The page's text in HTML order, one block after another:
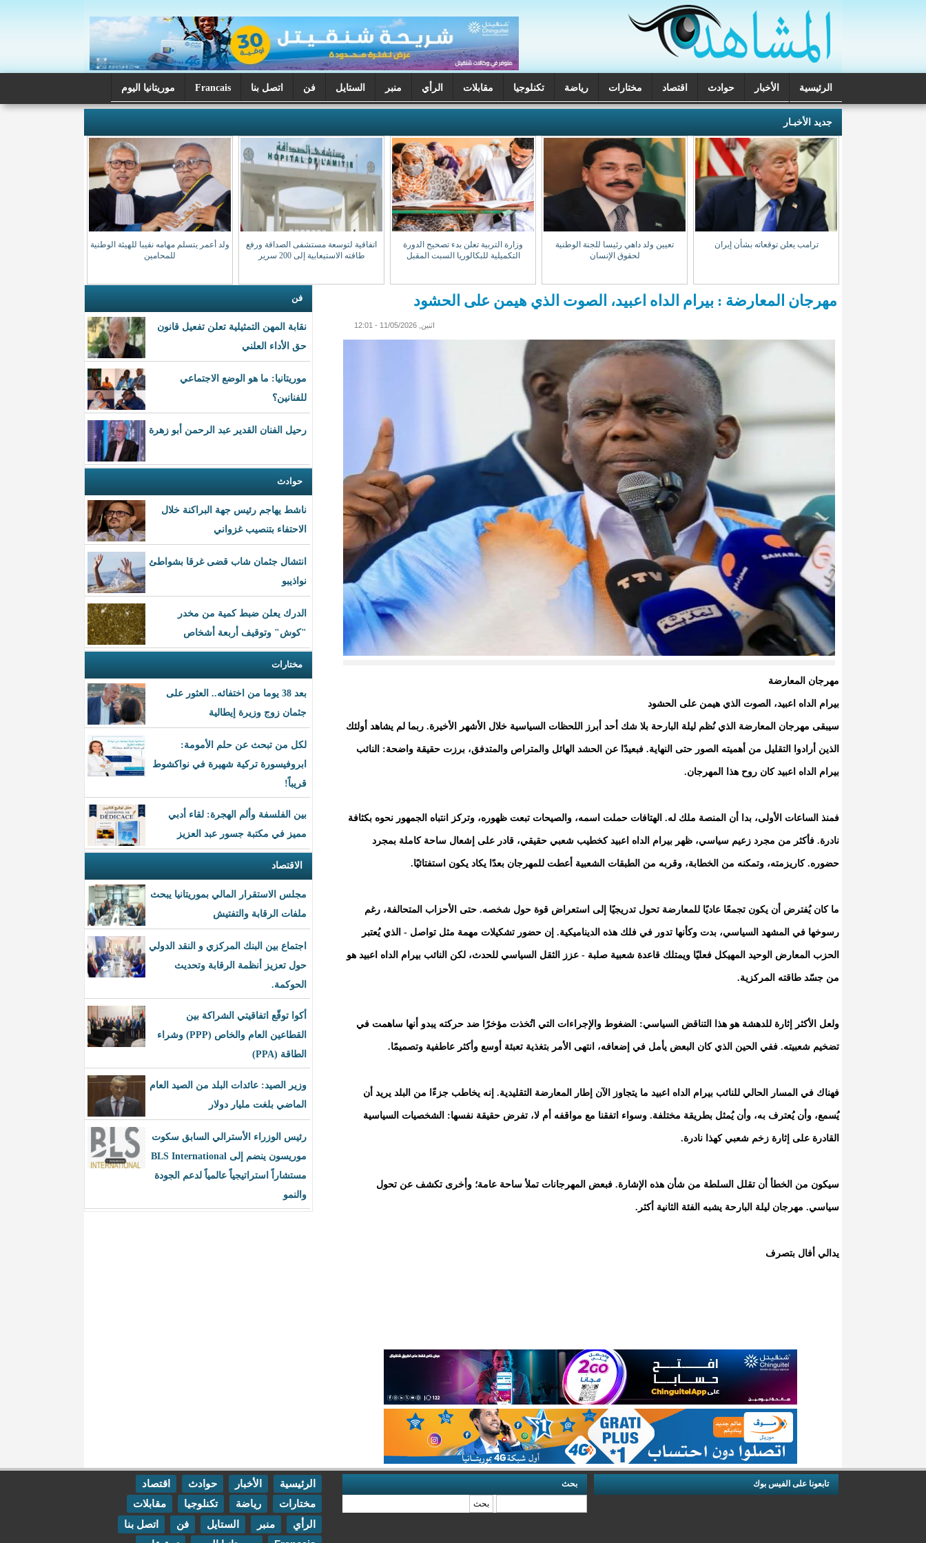
الرئيسية الأخبار حوادث اقتصاد مختارات رياضة تكنلوجيا مقابلات الرأي منبر الستايل فن اتصل بنا Francais موريتانيا اليوم
تحقيقات
جديد الأخبـار
ترامب يعلن توقعاته بشأن إيران
تعيين ولد داهي رئيسا للجنة الوطنية
لحقوق الإنسان
وزارة التربية تعلن بدء تصحيح الدورة
التكميلية للبكالوريا السبت المقبل
اتفاقية لتوسعة مستشفى الصداقة ورفع
طاقته الاستيعابية إلى 200 سرير
ولد أعمر يتسلم مهامه نقيبا للهيئة الوطنية
للمحامين
فن
نقابة المهن التمثيلية تعلن تفعيل قانون
حق الأداء العلني
موريتانيا: ما هو الوضع الاجتماعي
للفنانين؟
رحيل الفنان القدير عبد الرحمن أبو زهرة
حوادث
ناشط يهاجم رئيس جهة البراكنة خلال
الاحتفاء بتنصيب غزواني
انتشال جثمان شاب قضى غرقا بشواطئ
نواذيبو
الدرك يعلن ضبط كمية من مخدر
"كوش" وتوقيف أربعة أشخاص
مختارات
بعد 38 يوما من اختفائه.. العثور على
جثمان زوج وزيرة إيطالية
لكل من تبحث عن حلم الأمومة:
ابروفيسورة تركية شهيرة في نواكشوط
قريباً!
بين الفلسفة وألم الهجرة: لقاء أدبي
مميز في مكتبة جسور عبد العزيز
الاقتصاد
مجلس الاستقرار المالي بموريتانيا يبحث
ملفات الرقابة والتفتيش
اجتماع بين البنك المركزي و النقد الدولي
حول تعزيز أنظمة الرقابة وتحديث
الحوكمة.
أكوا توقّع اتفاقيتي الشراكة بين
القطاعين العام والخاص (PPP) وشراء
الطاقة (PPA)
وزير الصيد: عائدات البلد من الصيد العام
الماضي بلغت مليار دولار
رئيس الوزراء الأسترالي السابق سكوت
موريسون ينضم إلى BLS International
مستشاراً استراتيجياً عالمياً لدعم الجودة
والنمو
مهرجان المعارضة : بيرام الداه اعبيد، الصوت الذي هيمن على الحشود
اثنين, 11/05/2026 - 12:01
مهرجان المعارضة
بيرام الداه اعبيد، الصوت الذي هيمن على الحشود
سيبقى مهرجان المعارضة الذي نُظم ليلة البارحة بلا شك أحد أبرز اللحظات السياسية خلال الأشهر الأخيرة. ربما لم يشاهد أولئك
الذين أرادوا التقليل من أهميته الصور حتى النهاية. فبعيدًا عن الحشد الهائل والمتراص والمتدفق، برزت حقيقة واضحة: النائب
بيرام الداه اعبيد كان روح هذا المهرجان.
فمنذ الساعات الأولى، بدا أن المنصة ملك له. الهتافات حملت اسمه، والصيحات تبعت ظهوره، وتركز انتباه الجمهور نحوه بكثافة
نادرة. فأكثر من مجرد زعيم سياسي، ظهر بيرام الداه اعبيد كخطيب شعبي حقيقي، قادر على إشعال ساحة كاملة بمجرد
حضوره. كاريزمته، وتمكنه من الخطابة، وقربه من الطبقات الشعبية أعطت للمهرجان بعدًا يكاد يكون استفتائيًا.
ما كان يُفترض أن يكون تجمعًا عاديًا للمعارضة تحول تدريجيًا إلى استعراض قوة حول شخصه. حتى الأحزاب المتحالفة، رغم
رسوخها في المشهد السياسي، بدت وكأنها تدور في فلك هذه الديناميكية. إن حضور تشكيلات مهمة مثل تواصل - الذي يُعتبر
الحزب المعارض الوحيد المهيكل فعليًا ويمتلك قاعدة شعبية صلبة - عزز الثقل السياسي للحدث، لكن النائب بيرام الداه اعبيد هو
من جسّد طاقته المركزية.
ولعل الأكثر إثارة للدهشة هو هذا التناقض السياسي: الضغوط والإجراءات التي اتُخذت مؤخرًا ضد حركته يبدو أنها ساهمت في
تضخيم شعبيته. ففي الحين الذي كان البعض يأمل في إضعافه، انتهى الأمر بتغذية تعبئة أوسع وأكثر عاطفية وتصميمًا.
فهناك في المسار الحالي للنائب بيرام الداه اعبيد ما يتجاوز الآن إطار المعارضة التقليدية. إنه يخاطب جزءًا من البلد يريد أن
يُسمع، وأن يُعترف به، وأن يُمثل بطريقة مختلفة. وسواء اتفقنا مع مواقفه أم لا، تفرض حقيقة نفسها: الشخصيات السياسية
القادرة على إثارة زخم شعبي كهذا نادرة.
سيكون من الخطأ أن تقلل السلطة من شأن هذه الإشارة. فبعض المهرجانات تملأ ساحة عامة؛ وأخرى تكشف عن تحول
سياسي. مهرجان ليلة البارحة يشبه الفئة الثانية أكثر.
يدالي أفال بتصرف
تابعونا على الفيس بوك بحث الرئيسية الأخبار حوادث
اقتصاد
مختارات
رياضة تكنلوجيا
مقابلات
الرأي
منبر الستايل فن
اتصل بنا